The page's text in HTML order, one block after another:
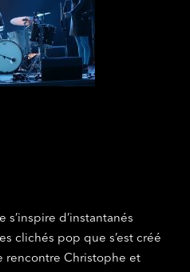
d’instantanés
clichés pop que s’est créé
rencontre Christophe et